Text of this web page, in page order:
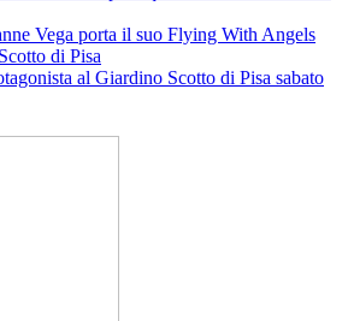
Vega porta il suo Flying With Angels
di Pisa
al Giardino Scotto di Pisa sabato